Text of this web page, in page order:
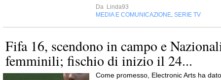
Da Linda93
MEDIA E COMUNICAZIONE SERIE TV
Fifa 16, scendono in campo e
femminili; fischio di inizio il 24...
Come promesso, Electronic Arts ha dato